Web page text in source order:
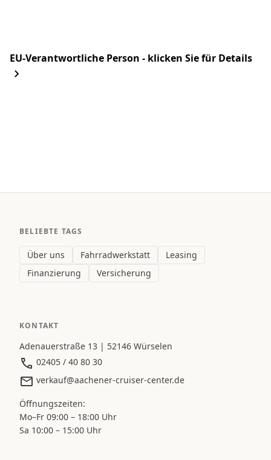
EU-Verantwortliche Person - klicken Sie für Details
BELIEBTE TAGS
Über uns Fahrradwerkstatt
Leasing
Finanzierung
Versicherung
KONTAKT
Adenauerstraße 13 | 52146 Würselen
02405 / 40 80 30
verkauf@aachener-cruiser-center.de
Öffnungszeiten:
Mo–Fr 09:00 – 18:00 Uhr
Sa 10:00 – 15:00 Uhr